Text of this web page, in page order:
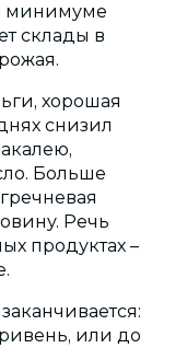
минимуме
склады в
хорошая
снизил
Больше
Речь
продуктах –
или до